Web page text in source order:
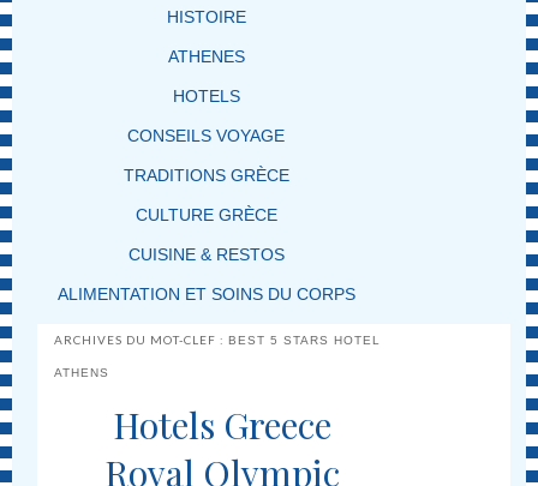
HISTOIRE
ATHENES
HOTELS
CONSEILS VOYAGE
TRADITIONS GRÈCE
CULTURE GRÈCE
CUISINE & RESTOS
ALIMENTATION ET SOINS DU CORPS
ARCHIVES DU MOT-CLEF :BEST 5 STARS HOTEL
ATHENS
Hotels Greece
Royal Olympic